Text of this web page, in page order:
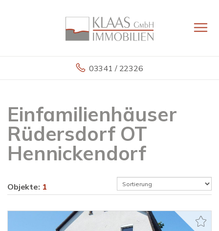
03341 / 22326
Einfamilienhäuser
Rüdersdorf OT
Hennickendorf
Objekte: 1